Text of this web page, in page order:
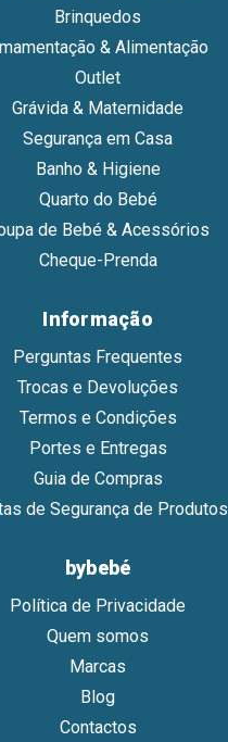
Brinquedos
& Alimentação
Outlet
Grávida & Maternidade
Segurança em Casa
Banho & Higiene
Quarto do Bebé
de Bebé & Acessórios
Cheque-Prenda
Informação
Perguntas Frequentes
Trocas e Devoluções
Termos e Condições
Portes e Entregas
Guia de Compras
de Segurança de Produtos
bybebé
Política de Privacidade
Quem somos
Marcas
Blog
Contactos